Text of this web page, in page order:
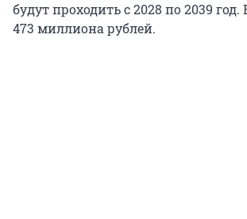
будут проходить с 2028 по 2039
473 миллиона рублей.